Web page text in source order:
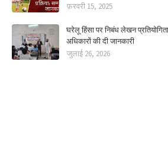
फ़रवरी 15, 2025
घरेलू हिंसा पर निबंध लेखन
अधिकारों की दी जानकारी
जुलाई 26, 2026